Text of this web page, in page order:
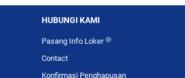
HUBUNGI KAMI
Pasang Info Loker🔴
Contact
Konfirmasi Penghapusan